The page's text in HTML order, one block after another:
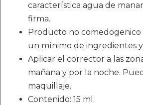
característica agua de
firma.
Producto no
un mínimo de ingredientes y
Aplicar el corrector a las
mañana y por la noche.
maquillaje.
Contenido: 15 ml.